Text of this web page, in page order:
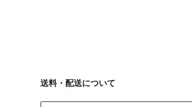
送料・配送について